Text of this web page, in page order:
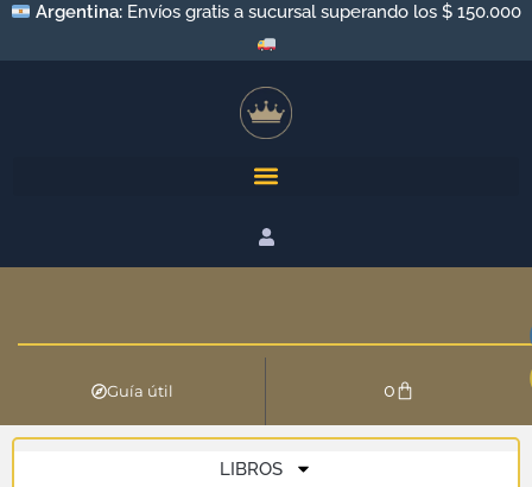
Argentina: Envíos gratis a sucursal superando los $ 150.000
Guía útil 0
LIBROS